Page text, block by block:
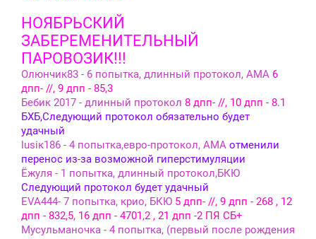
НОЯБРЬСКИЙ
ЗАБЕРЕМЕНИТЕЛЬНЫЙ
ПАРОВОЗИК!!!
Олюнчик83 - 6 попытка, длинный протокол, АМА 6
дпп- //, 9 дпп - 85,3
Бебик 2017 - длинный протокол 8 дпп- //, 10 дпп - 8.1
БХБ,Следующий протокол обязательно будет
удачный
lusiк186 - 4 попытка,евро-протокол, АМА отменили
перенос из-за возможной гиперстимуляции
Ёжуля - 1 попытка, длинный протокол,БКЮ
Следующий протокол будет удачный
EVA444- 7 попытка, крио, БКЮ 5 дпп- //, 9 дпп - 268 , 12
дпп - 832,5, 16 дпп - 4701,2 , 21 дпп -2 ПЯ СБ+
Мусульманочка - 4 попытка, (первый после рождения